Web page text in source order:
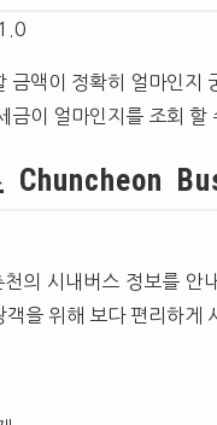
금액이 정확히 얼마인지
금이 얼마인지를 조회 할
Chuncheon
의 시내버스 정보를
객을 위해 보다 편리하게